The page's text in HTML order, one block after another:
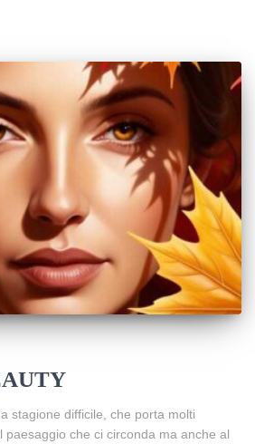
stagione difficile, che porta molti
paesaggio che ci circonda ma anche al